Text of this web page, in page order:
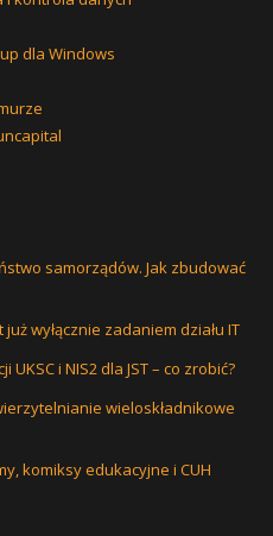
dla Windows
samorządów. Jak zbudować
wyłącznie zadaniem działu IT
i NIS2 dla JST – co zrobić?
wieloskładnikowe
komiksy edukacyjne i CUH